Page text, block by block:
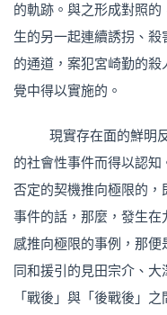
的軌跡。與之形成對照
生的另一起連續誘拐、
的通道，案犯宮崎勤的
覺中得以實施的。
現實存在面的鮮明
的社會性事件而得以認
否定的契機推向極限的
事件的話，那麼，發生
感推向極限的事例，那
同和援引的見田宗介、大
「戰後」與「後戰後」